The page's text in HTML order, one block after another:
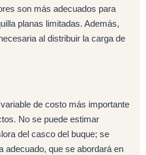
son más adecuados para
planas limitadas. Además,
al distribuir la carga de
de costo más importante
No se puede estimar
del casco del buque; se
adecuado, que se abordará en